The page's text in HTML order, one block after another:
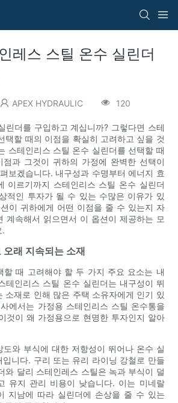
레스 스틸 온수 실린더
APEX HYDRAULIC 120
린더를 구입하고 계십니까? 그렇다면 스테
택할 때의 이점을 확실히 고려하고 싶을 것
스테인리스 스틸 온수 실린더를 선택할 때
과 그것이 귀하의 가정에 완벽한 선택이
보겠습니다. 내구성과 수명부터 에너지 효
이르기까지 스테인리스 스틸 온수 실린더
적인 투자가 될 수 있는 수많은 이유가 있
이 귀하에게 어떤 이점을 줄 수 있는지 자
계속해서 읽으면서 이 옵션이 제공하는 모
.
래 지속되는 소재
할 때 고려해야 할 두 가지 주요 요소는 내
테인리스 스틸 온수 실린더는 내구성이 뛰
소재로 인해 많은 주택 소유자에게 인기 있
에서는 가정용 스테인리스 스틸 온수통을
것이 왜 가정용으로 현명한 투자인지 알아
도와 ​​부식에 대한 저항성이 뛰어나 온수 실
입니다. 구리 또는 유리 라이닝 강철로 만들
와 달리 스테인레스 스틸은 녹과 부식이 덜
유지 관리 비용이 낮습니다. 이는 미네랄
지남에 따라 실린더에 손상을 줄 수 있는